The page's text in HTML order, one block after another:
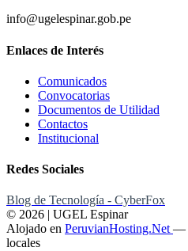
info@ugelespinar.gob.pe
Enlaces de Interés
Comunicados
Convocatorias
Documentos de Utilidad
Contactos
Institucional
Redes Sociales
Blog de Tecnología - CyberFox
© 2026 | UGEL Espinar
Alojado en PeruvianHosting.Net —
locales